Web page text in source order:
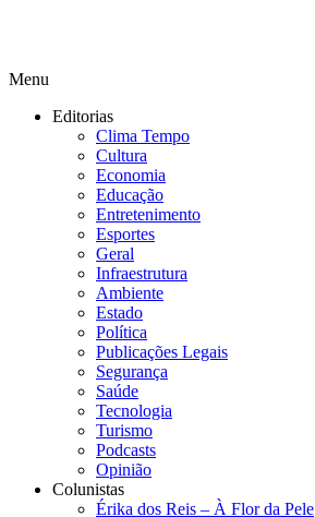
Menu
Editorias
Clima Tempo
Cultura
Economia
Educação
Entretenimento
Esportes
Geral
Infraestrutura
Ambiente
Estado
Política
Publicações Legais
Segurança
Saúde
Tecnologia
Turismo
Podcasts
Opinião
Colunistas
Érika dos Reis​ – À Flor da Pele